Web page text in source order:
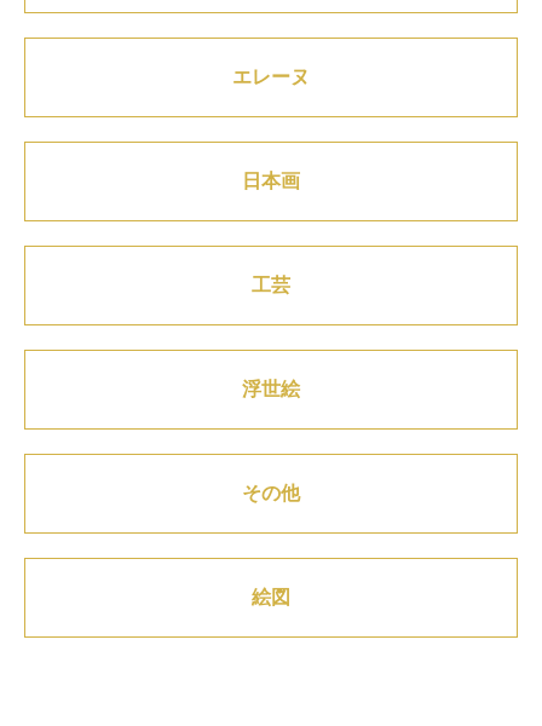
エレーヌ
日本画
工芸
浮世絵
その他
絵図